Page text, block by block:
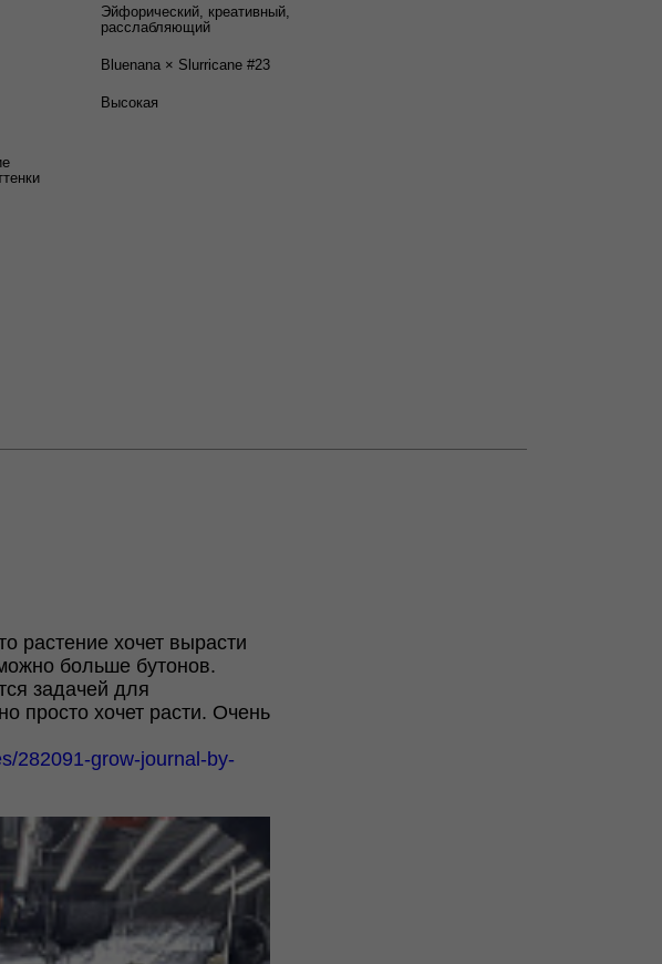
Эйфорический, креативный,
расслабляющий
Bluenana × Slurricane #23
Высокая
растение хочет вырасти
больше бутонов.
задачей для
просто хочет расти. Очень
282091-grow-journal-by-